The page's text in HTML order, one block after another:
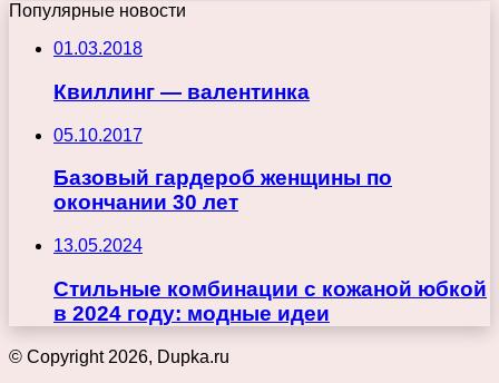
Популярные новости
01.03.2018
Квиллинг — валентинка
05.10.2017
Базовый гардероб женщины по
окончании 30 лет
13.05.2024
Стильные комбинации с кожаной юбкой
в 2024 году: модные идеи
© Copyright 2026, Dupka.ru